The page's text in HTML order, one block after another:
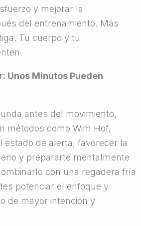
y mejorar la
del entrenamiento. Más
Tu cuerpo y tu
Unos Minutos Pueden
antes del movimiento,
métodos como Wim Hof,
estado de alerta, favorecer la
y prepararte mentalmente
con una regadera fría
potenciar el enfoque y
de mayor intención y